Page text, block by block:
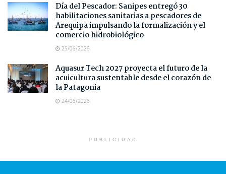
Día del Pescador: Sanipes entregó 30
habilitaciones sanitarias a pescadores de
Arequipa impulsando la formalización y el
comercio hidrobiológico
25/06/2026
Aquasur Tech 2027 proyecta el futuro de la
acuicultura sustentable desde el corazón de
la Patagonia
24/06/2026
PUBLICIDAD